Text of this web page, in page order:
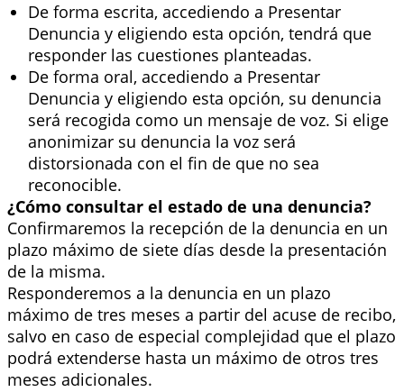
De forma escrita, accediendo a Presentar
Denuncia y eligiendo esta opción, tendrá que
responder las cuestiones planteadas.
De forma oral, accediendo a Presentar
Denuncia y eligiendo esta opción, su denuncia
será recogida como un mensaje de voz. Si elige
anonimizar su denuncia la voz será
distorsionada con el fin de que no sea
reconocible.
¿Cómo consultar el estado de una denuncia?
Confirmaremos la recepción de la denuncia en un
plazo máximo de siete días desde la presentación
de la misma.
Responderemos a la denuncia en un plazo
máximo de tres meses a partir del acuse de recibo,
salvo en caso de especial complejidad que el plazo
podrá extenderse hasta un máximo de otros tres
meses adicionales.